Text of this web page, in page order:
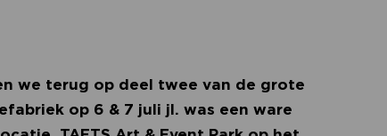
we terug op deel twee van de grote
op 6 & 7 juli jl. was een ware